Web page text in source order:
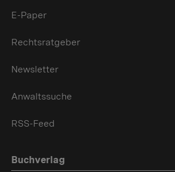
E-Paper
Rechtsratgeber
Newsletter
Anwaltssuche
RSS-Feed
Buchverlag